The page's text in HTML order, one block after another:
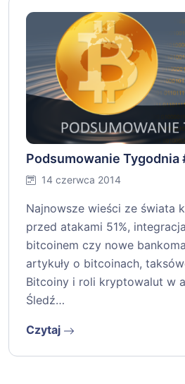
Podsumowanie Tygodnia
14 czerwca 2014
Najnowsze wieści ze świata
przed atakami 51%,
bitcoinem czy nowe
artykuły o bitcoinach,
Bitcoiny i roli kryptowalut w
Śledź…
Czytaj